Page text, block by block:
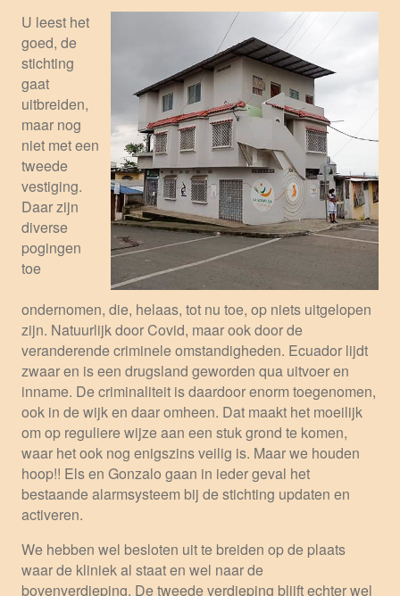
U leest het
goed, de
stichting
gaat
uitbreiden,
maar nog
niet met een
tweede
vestiging.
Daar zijn
diverse
pogingen
toe
ondernomen, die, helaas, tot nu toe, op niets uitgelopen
zijn. Natuurlijk door Covid, maar ook door de
veranderende criminele omstandigheden. Ecuador lijdt
zwaar en is een drugsland geworden qua uitvoer en
inname. De criminaliteit is daardoor enorm toegenomen,
ook in de wijk en daar omheen. Dat maakt het moeilijk
om op reguliere wijze aan een stuk grond te komen,
waar het ook nog enigszins veilig is. Maar we houden
hoop!! Els en Gonzalo gaan in ieder geval het
bestaande alarmsysteem bij de stichting updaten en
activeren.
We hebben wel besloten uit te breiden op de plaats
waar de kliniek al staat en wel naar de
bovenverdieping. De tweede verdieping blijft echter wel